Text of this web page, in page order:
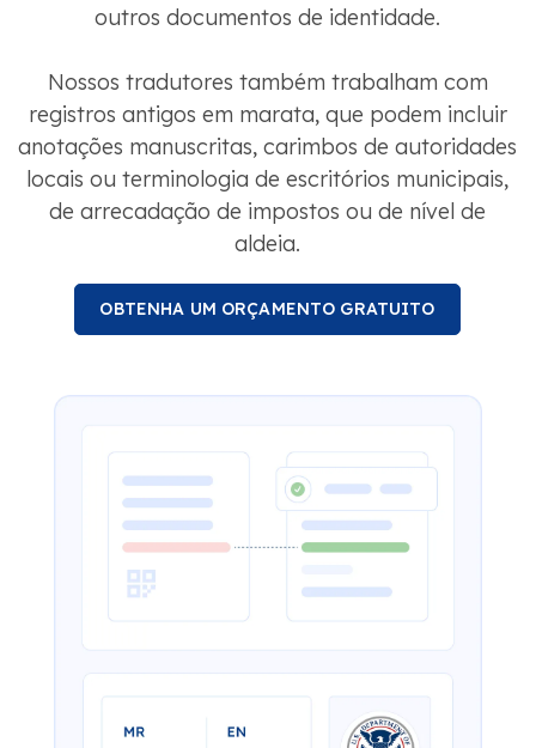
outros documentos de identidade.
Nossos tradutores também trabalham com
registros antigos em marata, que podem incluir
anotações manuscritas, carimbos de autoridades
locais ou terminologia de escritórios municipais,
de arrecadação de impostos ou de nível de
aldeia.
OBTENHA UM ORÇAMENTO GRATUITO